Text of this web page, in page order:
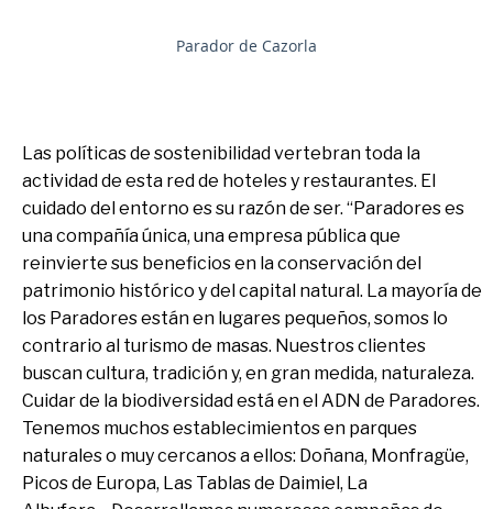
Parador de Cazorla
Las políticas de sostenibilidad vertebran toda la
actividad de esta red de hoteles y restaurantes. El
cuidado del entorno es su razón de ser. “Paradores es
una compañía única, una empresa pública que
reinvierte sus beneficios en la conservación del
patrimonio histórico y del capital natural. La mayoría de
los Paradores están en lugares pequeños, somos lo
contrario al turismo de masas. Nuestros clientes
buscan cultura, tradición y, en gran medida, naturaleza.
Cuidar de la biodiversidad está en el ADN de Paradores.
Tenemos muchos establecimientos en parques
naturales o muy cercanos a ellos: Doñana, Monfragüe,
Picos de Europa, Las Tablas de Daimiel, La